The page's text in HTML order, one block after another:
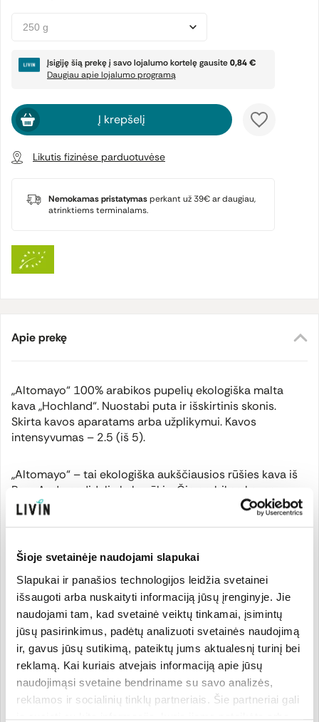
Šioje svetainėje naudojami slapukai
Slapukai ir panašios technologijos leidžia svetainei
išsaugoti arba nuskaityti informaciją jūsų įrenginyje. Jie
naudojami tam, kad svetainė veiktų tinkamai, įsimintų
jūsų pasirinkimus, padėtų analizuoti svetainės naudojimą
ir, gavus jūsų sutikimą, pateiktų jums aktualesnį turinį bei
reklamą. Kai kuriais atvejais informaciją apie jūsų
naudojimąsi svetaine bendriname su savo analizės,
reklamos ir socialinių tinklų partneriais. Šie partneriai gali
Įsigiję šią prekę į savo lojalumo kortelę gausite0,84 €
Daugiau apie lojalumo programą
Į krepšelį
Likutis fizinėse parduotuvėse
Nemokamas pristatymasperkant už 39€ ar daugiau,
atrinktiems terminalams.
Apie prekę
„Altomayo“ 100% arabikos pupelių ekologiška malta
kava „Hochland“. Nuostabi puta ir išskirtinis skonis.
Skirta kavos aparatams arba užplikymui. Kavos
intensyvumas – 2.5 (iš 5).
„Altomayo“ – tai ekologiška aukščiausios rūšies kava iš
Peru Andų nedidelių kalnų ūkių. Čia arabikos kavos
pupelės auga ir bręsta idealiomis sąlygomis, kur auga
visokios kultūros, ne tik kava. Kavos pupelės renkamos
„Altomayo“ kavos pupelės yra labai švelnaus aromato ir
sodraus, harmoningo skonio. Be to, kava turi mažai
dirginančių medžiagų ir rūgšties, todėl gerai
pasisavinama ir nedirgina skrandžio. Tikras malonumas.
Sertifikatas: DE-ÖKO-039, ne ES žemės ūkis